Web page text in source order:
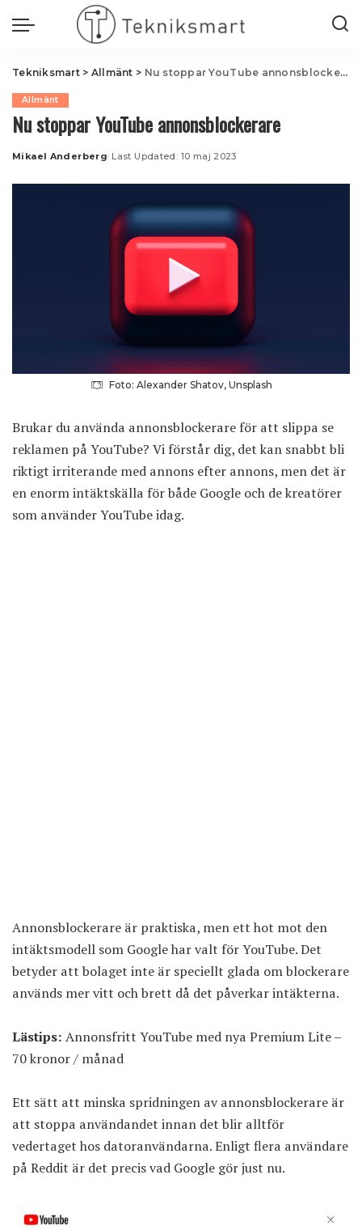
Tekniksmart> Allmänt > Nu stoppar YouTube annonsblockerare
Allmänt
Nu stoppar YouTube annonsblockerare
Posted
Mikael Anderberg Last Updated: 10 maj 2023
Foto: Alexander Shatov, Unsplash
Brukar du använda annonsblockerare för att slippa se
reklamen på YouTube? Vi förstår dig, det kan snabbt bli
riktigt irriterande med annons efter annons, men det är
en enorm intäktskälla för både Google och de kreatörer
som använder YouTube idag.
Annonsblockerare är praktiska, men ett hot mot den
intäktsmodell som Google har valt för YouTube. Det
betyder att bolaget inte är speciellt glada om blockerare
används mer vitt och brett då det påverkar intäkterna.
Lästips: Annonsfritt YouTube med nya Premium Lite –
70 kronor / månad
Ett sätt att minska spridningen av annonsblockerare är
att stoppa användandet innan det blir alltför
vedertaget hos datoranvändarna. Enligt flera användare
på Reddit är det precis vad Google gör just nu.